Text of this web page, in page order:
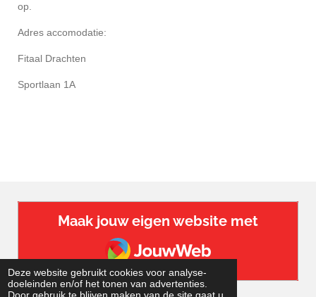
Deze website gebruikt cookies voor analyse-
doeleinden en/of het tonen van advertenties.
op.
Adres accomodatie:
Fitaal Drachten
Sportlaan 1A
Maak jouw eigen website met
JouwWeb